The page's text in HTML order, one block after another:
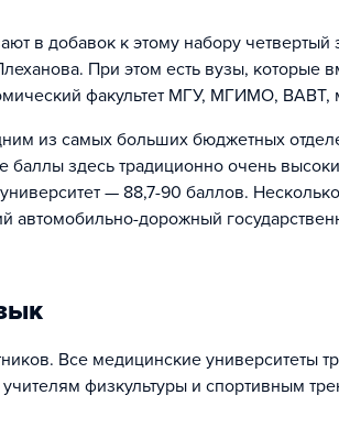
в добавок к этому набору
При этом есть вузы, которые
факультет МГУ, МГИМО,
из самых больших бюджетных
баллы здесь традиционно очень
— 88,7-90 баллов.
автомобильно-дорожный
Все медицинские университеты
физкультуры и спортивным